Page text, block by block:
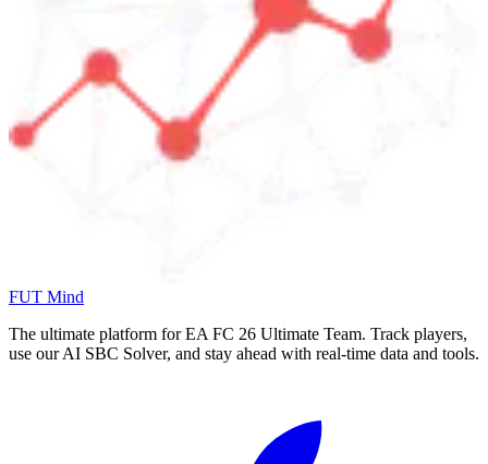
FUT Mind
The ultimate platform for EA FC 26 Ultimate Team. Track players,
use our AI SBC Solver, and stay ahead with real-time data and tools.